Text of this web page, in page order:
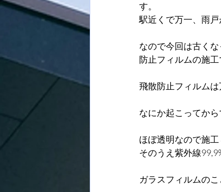
す。
駅近くで万一、雨
なので今回は古く
防止フィルムの施
飛散防止フィルム
なにか起こってか
ほぼ透明なので施
そのうえ紫外線
ガラスフィルムの